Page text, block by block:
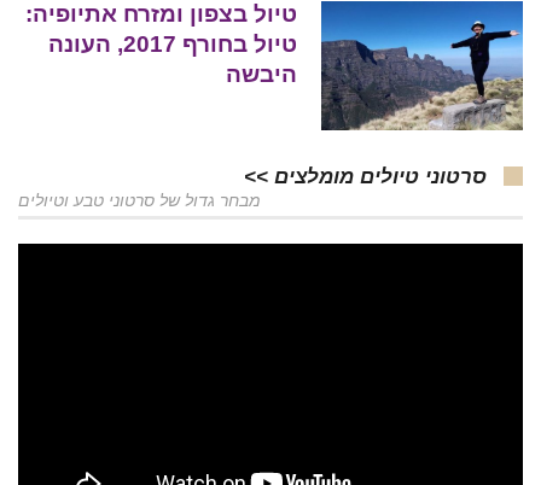
טיול בצפון ומזרח אתיופיה:
טיול בחורף 2017, העונה
היבשה
סרטוני טיולים מומלצים >>
מבחר גדול של סרטוני טבע וטיולים